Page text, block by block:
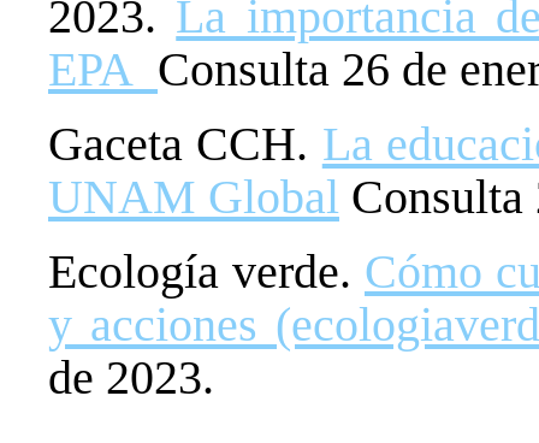
2023. La importancia
EPA Consulta 26 de
Gaceta CCH. La
UNAM Global Consulta
Ecología verde. Cómo
y acciones
de 2023.